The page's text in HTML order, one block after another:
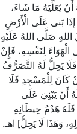
يُعَلِّيَهُ مَا شَاءَ،
بَنى عَلَى الْأَرْضِ
صَلَّى اللهُ عَلَيْهِ
لِنَفْسِهِ، فَإِنْ
يَحِلُّ لَهُ التَّصَرُّفُ
كَانَ لِلْمَسْجِدِ فَلَا
أَنْ يَبْنِيَ عَلَى
هَدْمُ حِيطَانِهِ
وَهَذَا لَا يَحِلُّ] اهـ.